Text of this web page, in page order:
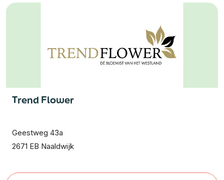
Trend Flower
Geestweg 43a
2671 EB Naaldwijk